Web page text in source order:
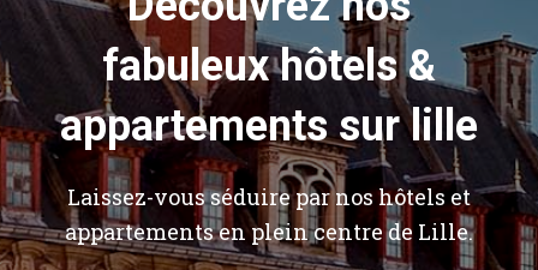
fabuleux hôtels &
appartements sur lille
Laissez-vous séduire par nos hôtels et
appartements en plein centre de Lille.